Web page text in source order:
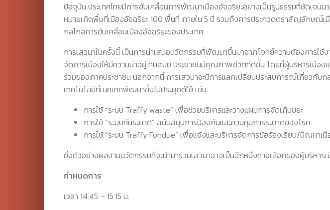
ปัจจุบัน ประเทศไทยมีการขับเคลื่อนการพัฒนาเมืองอัจฉริยะอย่างเป็นรูปธรรมที่ชัดเจน
หมายเกิดพื้นที่เมืองอัจฉริยะ 100 พื้นที่ ภายใน 5 ปี รวมถึงการประกวดตราสัญลักษณ์เ
กลไกลการขับเคลื่อนเมืองอัจฉริยะของประเทศ
การเสวนาในครั้งนี้ เป็นการนำเสนอนวัตกรรมที่พัฒนาขึ้นมาจากโจทย์ความต้องการใ
จัดการเมืองให้มีความน่าอยู่ ทันสมัย ประชาชนมีคุณภาพชีวิตที่ดีขึ้น โดยที่ผู้บริหารเมืองแ
ร่วมของภาคประชาชน นอกจากนี้ การเสวนาจะมีการแลกเปลี่ยนประสบการณ์เกี่ยวกั
เทคโนโลยีที่เนคเทคพัฒนาขึ้นไปประยุกต์ใช้ เช่น
การใช้ “ระบบ Traffy waste” เพื่อช่วยบริหารและวางแผนการจัดเก็บขยะ
การใช้ “ระบบทันระบาด” สนับสนุนการป้องกันและควบคุมการระบาดของโรค
การใช้ “ระบบ Traffy Fondue” เพื่อแจ้งและบริหารจัดการข้อร้องเรียน/ปัญหาเมื
ซึ่งตัวอย่างผลงานนวัตกรรมที่จะนำมาร่วมเสวนาอาจเป็นอีกหนึ่งทางเลือกของผู้บริหา
กำหนดการ
เวลา 14.45 – 15.15 น.